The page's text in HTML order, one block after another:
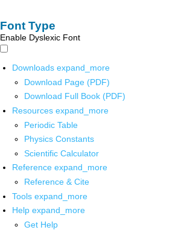
Font Type
Enable Dyslexic Font
Downloads expand_more
Download Page (PDF)
Download Full Book (PDF)
Resources expand_more
Periodic Table
Physics Constants
Scientific Calculator
Reference expand_more
Reference & Cite
Tools expand_more
Help expand_more
Get Help